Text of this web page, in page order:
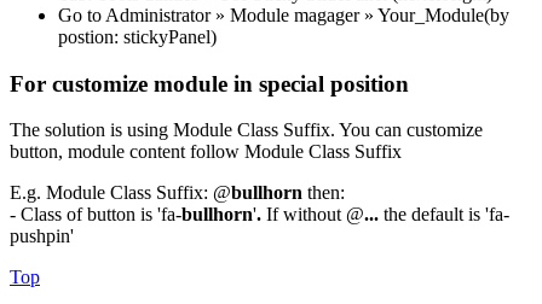
Go to Administrator » Module magager » Your_Module(by
postion: stickyPanel)
For customize module in special position
The solution is using Module Class Suffix. You can customize
button, module content follow Module Class Suffix
E.g. Module Class Suffix: @bullhorn then:
- Class of button is 'fa-bullhorn'. If without @... the default is 'fa-
pushpin'
Top